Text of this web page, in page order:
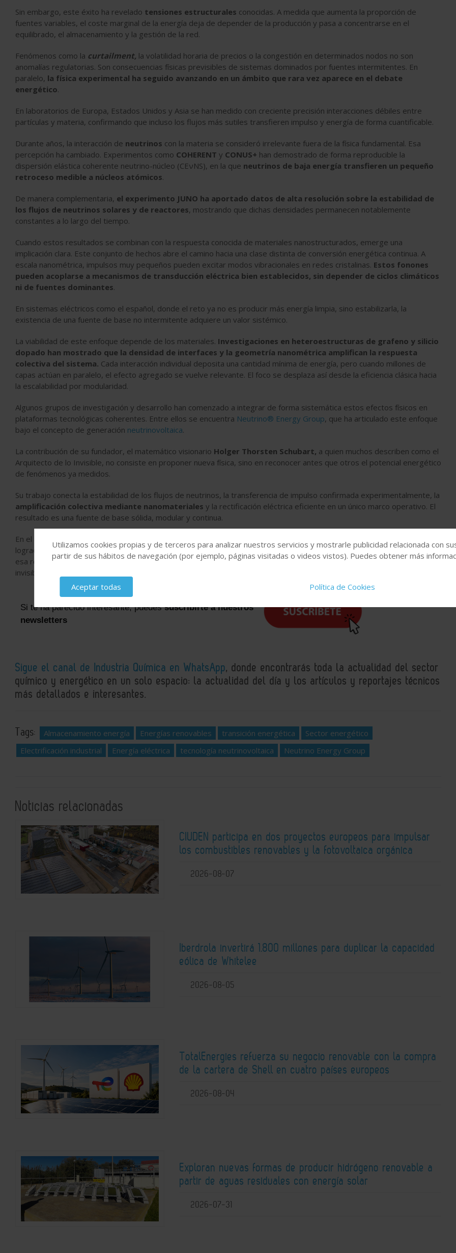
Sin embargo, este éxito ha revelado tensiones estructurales conocidas. A medida que aumenta la proporción de
fuentes variables, el coste marginal de la energía deja de depender de la producción y pasa a concentrarse en el
equilibrado, el almacenamiento y la gestión de la red.
Fenómenos como la curtailment, la volatilidad horaria de precios o la congestión en determinados nodos no son
anomalías regulatorias. Son consecuencias físicas previsibles de sistemas dominados por fuentes intermitentes. En
paralelo, la física experimental ha seguido avanzando en un ámbito que rara vez aparece en el debate
energético.
En laboratorios de Europa, Estados Unidos y Asia se han medido con creciente precisión interacciones débiles entre
partículas y materia, confirmando que incluso los flujos más sutiles transfieren impulso y energía de forma cuantificable.
Durante años, la interacción de neutrinos con la materia se consideró irrelevante fuera de la física fundamental. Esa
percepción ha cambiado. Experimentos como COHERENT y CONUS+ han demostrado de forma reproducible la
dispersión elástica coherente neutrino-núcleo (CEνNS), en la que neutrinos de baja energía transfieren un pequeño
retroceso medible a núcleos atómicos.
De manera complementaria, el experimento JUNO ha aportado datos de alta resolución sobre la estabilidad de
los flujos de neutrinos solares y de reactores, mostrando que dichas densidades permanecen notablemente
constantes a lo largo del tiempo.
Cuando estos resultados se combinan con la respuesta conocida de materiales nanostructurados, emerge una
implicación clara. Este conjunto de hechos abre el camino hacia una clase distinta de conversión energética continua. A
escala nanométrica, impulsos muy pequeños pueden excitar modos vibracionales en redes cristalinas. Estos fonones
pueden acoplarse a mecanismos de transducción eléctrica bien establecidos, sin depender de ciclos climáticos
ni de fuentes dominantes.
En sistemas eléctricos como el español, donde el reto ya no es producir más energía limpia, sino estabilizarla, la
existencia de una fuente de base no intermitente adquiere un valor sistémico.
La viabilidad de este enfoque depende de los materiales. Investigaciones en heteroestructuras de grafeno y silicio
dopado han mostrado que la densidad de interfaces y la geometría nanométrica amplifican la respuesta
colectiva del sistema. Cada interacción individual deposita una cantidad mínima de energía, pero cuando millones de
capas actúan en paralelo, el efecto agregado se vuelve relevante. El foco se desplaza así desde la eficiencia clásica hacia
la escalabilidad por modularidad.
Algunos grupos de investigación y desarrollo han comenzado a integrar de forma sistemática estos efectos físicos en
plataformas tecnológicas coherentes. Entre ellos se encuentra Neutrino® Energy Group, que ha articulado este enfoque
bajo el concepto de generación neutrinovoltaica.
La contribución de su fundador, el matemático visionario Holger Thorsten Schubart, a quien muchos describen como el
Arquitecto de lo Invisible, no consiste en proponer nueva física, sino en reconocer antes que otros el potencial energético
de fenómenos ya medidos.
Su trabajo conecta la estabilidad de los flujos de neutrinos, la transferencia de impulso confirmada experimentalmente, la
amplificación colectiva mediante nanomateriales y la rectificación eléctrica eficiente en un único marco operativo. El
resultado es una fuente de base sólida, modular y continua.
En el contexto español, donde el sistema eléctrico ha alcanzado una alta madurez renovable, esta síntesis no cuestiona lo
logrado. Lo completa. Señala que,tras resolver la generación limpia, el siguiente umbral es la estabilidad, y que
esa respuesta puede surgir no de añadir más infraestructura visible, sino de comprender mejor las interacciones
invisibles que ya están presentes.
Si te ha parecido interesante, puedessuscribirte a nuestros
newsletters
Sigue el canal de Industria Química en WhatsApp, donde encontrarás toda la actualidad del sector
químico y energético en un solo espacio: la actualidad del día y los artículos y reportajes técnicos
más detallados e interesantes.
Tags: Almacenamiento energía Energías renovables transición energética
Sector energético
Electrificación industrial
Energía eléctrica tecnología neutrinovoltaica Neutrino Energy Group
Noticias relacionadas
CIUDEN participa en dos proyectos europeos para impulsar
los combustibles renovables y la fotovoltaica orgánica
2026-08-07
Iberdrola invertirá 1.800 millones para duplicar la capacidad
eólica de Whitelee
2026-08-05
TotalEnergies refuerza su negocio renovable con la compra
de la cartera de Shell en cuatro países europeos
2026-08-04
Exploran nuevas formas de producir hidrógeno renovable a
partir de aguas residuales con energía solar
2026-07-31
Utilizamos cookies propias y de terceros para analizar nuestros servicios y mostrarle publicidad relacionada con
partir de sus hábitos de navegación (por ejemplo, páginas visitadas o videos vistos). Puedes obtener más
Aceptar todas Política de Cookies